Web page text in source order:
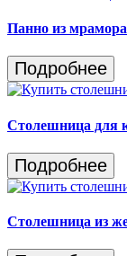
Панно из
Подробнее
Столешница для
Подробнее
Столешница из